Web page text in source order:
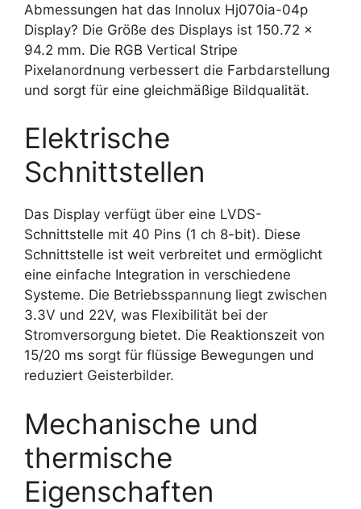
Abmessungen hat das Innolux Hj070ia-04p
Display? Die Größe des Displays ist 150.72 x
94.2 mm. Die RGB Vertical Stripe
Pixelanordnung verbessert die Farbdarstellung
und sorgt für eine gleichmäßige Bildqualität.
Elektrische
Schnittstellen
Das Display verfügt über eine LVDS-
Schnittstelle mit 40 Pins (1 ch 8-bit). Diese
Schnittstelle ist weit verbreitet und ermöglicht
eine einfache Integration in verschiedene
Systeme. Die Betriebsspannung liegt zwischen
3.3V und 22V, was Flexibilität bei der
Stromversorgung bietet. Die Reaktionszeit von
15/20 ms sorgt für flüssige Bewegungen und
reduziert Geisterbilder.
Mechanische und
thermische
Eigenschaften